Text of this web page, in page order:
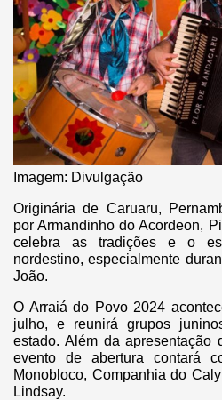
Imagem: Divulgação
Originária de Caruaru,
por Armandinho do Acordeon,
celebra as tradições e o
nordestino, especialmente
João.
O Arraiá do Povo 2024
julho, e reunirá grupos
estado. Além da apresentação
evento de abertura contará
Monobloco, Companhia do
Lindsay.